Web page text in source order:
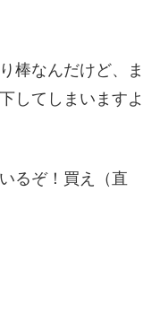
棒なんだけど、ま
してしまいますよ
るぞ！買え（直